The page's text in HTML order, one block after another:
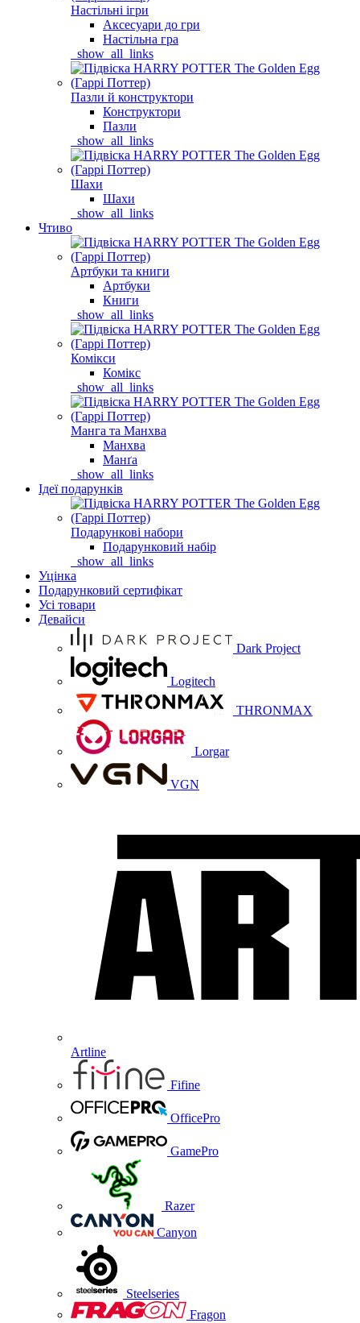
Настільні ігри
Аксесуари до гри
Настільна гра
_show_all_links
Пазли й конструктори
Конструктори
Пазли
_show_all_links
Шахи
Шахи
_show_all_links
Чтиво
Артбуки та книги
Артбуки
Книги
_show_all_links
Комікси
Комікс
_show_all_links
Манга та Манхва
Манхва
Манґа
_show_all_links
Ідеї подарунків
Подарункові набори
Подарунковий набір
_show_all_links
Уцінка
Подарунковий сертифікат
Усі товари
Девайси
Dark Project
Logitech
THRONMAX
Lorgar
VGN
Artline
Fifine
OfficePro
GamePro
Razer
Canyon
Steelseries
Fragon